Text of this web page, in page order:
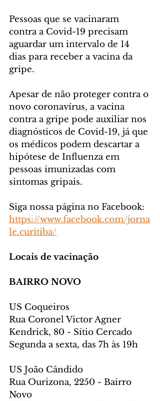
Pessoas que se vacinaram
contra a Covid-19 precisam
aguardar um intervalo de 14
dias para receber a vacina da
gripe.
Apesar de não proteger contra o
novo coronavírus, a vacina
contra a gripe pode auxiliar nos
diagnósticos de Covid-19, já que
os médicos podem descartar a
hipótese de Influenza em
pessoas imunizadas com
sintomas gripais.
Siga nossa página no Facebook:
https://www.facebook.com/jorna
le.curitiba/
Locais de vacinação
BAIRRO NOVO
US Coqueiros
Rua Coronel Victor Agner
Kendrick, 80 - Sítio Cercado
Segunda a sexta, das 7h às 19h
US João Cândido
Rua Ourizona, 2250 - Bairro
Novo